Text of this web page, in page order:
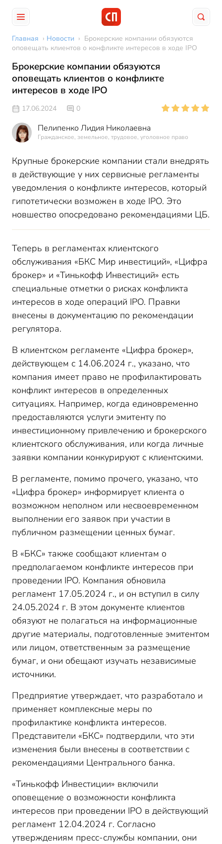
Главная › Новости › Брокерские компании обязуются
оповещать клиентов о конфликте интересов в ходе IPO
Брокерские компании обязуются
оповещать клиентов о конфликте
интересов в ходе IPO
17.06.2024 0
Пелипенко Лидия Николаевна
Гражданское, земельное, трудовое, уголовное право
Крупные брокерские компании стали внедрять
в действующие у них сервисные регламенты
уведомления о конфликте интересов, который
гипотетически возможен в ходе IPO. Это
новшество опосредовано рекомендациями ЦБ.
Теперь в регламентах клиентского
обслуживания «БКС Мир инвестиций», «Цифра
брокер» и «Тинькофф Инвестиций» есть
специальные отметки о рисках конфликта
интересов в ходе операций IPO. Правки
внесены в документацию по рекомендации
регулятора.
В клиентском регламенте «Цифра брокер»,
действующем с 14.06.2024 г., указано, что
компания имеет право не профилактировать
конфликт интересов в определенных
ситуациях. Например, когда единовременно
предоставляются услуги эмитенту по
инвестиционному привлечению и брокерского
клиентского обслуживания, или когда личные
заявки компании конкурируют с клиентскими.
В регламенте, помимо прочего, указано, что
«Цифра брокер» информирует клиента о
возможном неполном или несвоевременном
выполнении его заявок при участии в
публичном размещении ценных бумаг.
В «БКС» также сообщают клиентам о
предполагаемом конфликте интересов при
проведении IPO. Компания обновила
регламент 17.05.2024 г., и он вступил в силу
24.05.2024 г. В этом документе клиентов
обязуют не полагаться на информационные
другие материалы, подготовленные эмитентом
или лицом, ответственным за размещение
бумаг, и они обещают изучать независимые
источники.
Предприятие утверждает, что разработало и
применяет комплексные меры по
профилактике конфликта интересов.
Представители «БКС» подтвердили, что эти
изменения были внесены в соответствии с
рекомендациями Центрального банка.
«Тинькофф Инвестиции» включили
оповещение о возможности конфликта
интересов при проведении IPO в действующий
регламент 12.04.2024 г. Согласно
утверждениям пресс-службы компании, они